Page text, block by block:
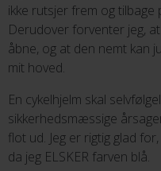
ikke rutsjer frem og tilbage
Derudover forventer jeg,
åbne, og at den nemt kan
mit hoved.
En cykelhjelm skal
sikkerhedsmæssige
flot ud. Jeg er rigtig glad
da jeg ELSKER farven blå.